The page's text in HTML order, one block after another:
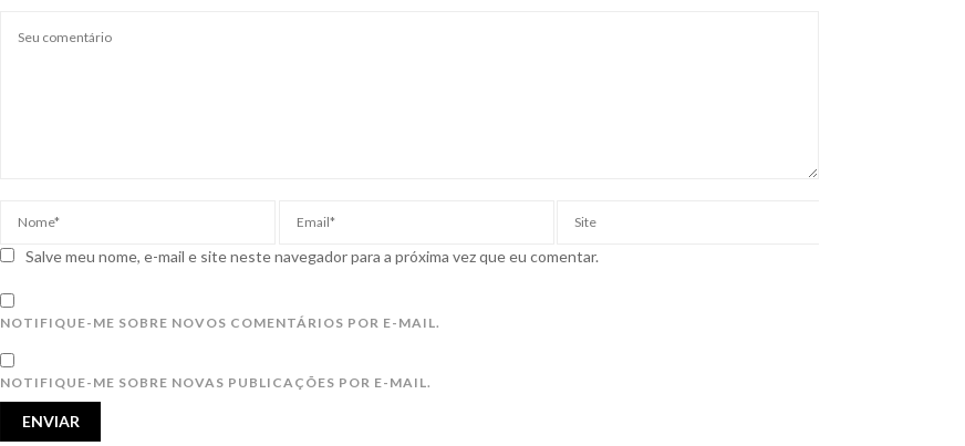
Salve meu nome, e-mail e site neste navegador para a próxima vez que eu comentar.
NOTIFIQUE-ME SOBRE NOVOS COMENTÁRIOS POR E-MAIL.
NOTIFIQUE-ME SOBRE NOVAS PUBLICAÇÕES POR E-MAIL.